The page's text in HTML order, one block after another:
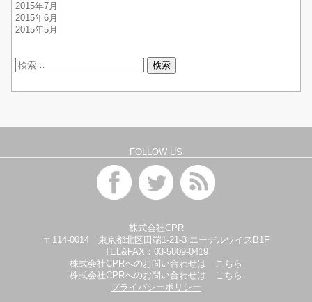
2015年7月
2015年6月
2015年5月
検
索:
FOLLOW US
株式会社CPR
〒114-0014 東京都北区田端1-21-3 エーデルワイスB1F
TEL&FAX： 03-5809-0419
株式会社CPRへのお問い合わせは
こちら
株式会社CPRへのお問い合わせは
こちら
プライバシーポリシー